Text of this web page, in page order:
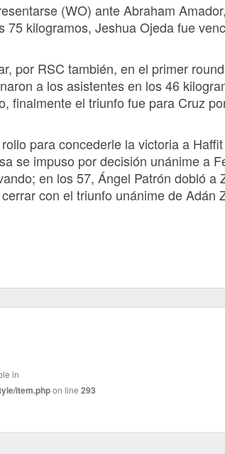
(WO) ante Abraham
kilogramos, Jeshua Ojeda fue
por RSC también, en el primer
a los asistentes en los 46
finalmente el triunfo fue para Cruz
para concederle la victoria a
se impuso por decisión unánime a
en los 57, Ángel Patrón dobló a
con el triunfo unánime de Adán
in
item.phpon line 293